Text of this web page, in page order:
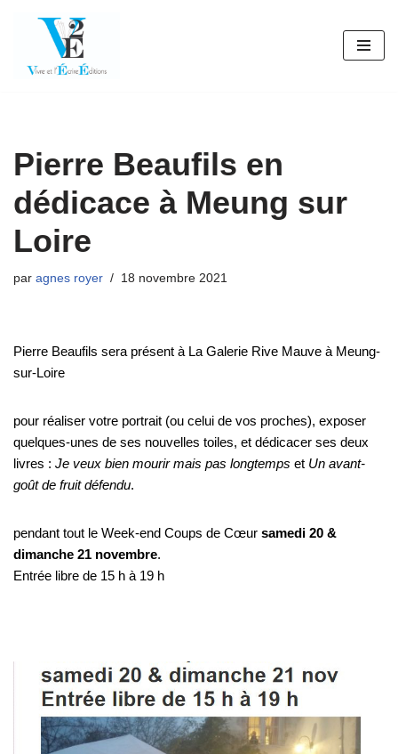
au
Pierre Beaufils en
dédicace à Meung sur
Loire
par agnes royer 18 novembre 2021
Pierre Beaufils sera présent à La Galerie Rive Mauve à Meung-
sur-Loire
pour réaliser votre portrait (ou celui de vos proches), exposer
quelques-unes de ses nouvelles toiles, et dédicacer ses deux
livres : Je veux bien mourir mais pas longtemps et Un avant-
goût de fruit défendu.
pendant tout le Week-end Coups de Cœur samedi 20 &
dimanche 21 novembre.
Entrée libre de 15 h à 19 h